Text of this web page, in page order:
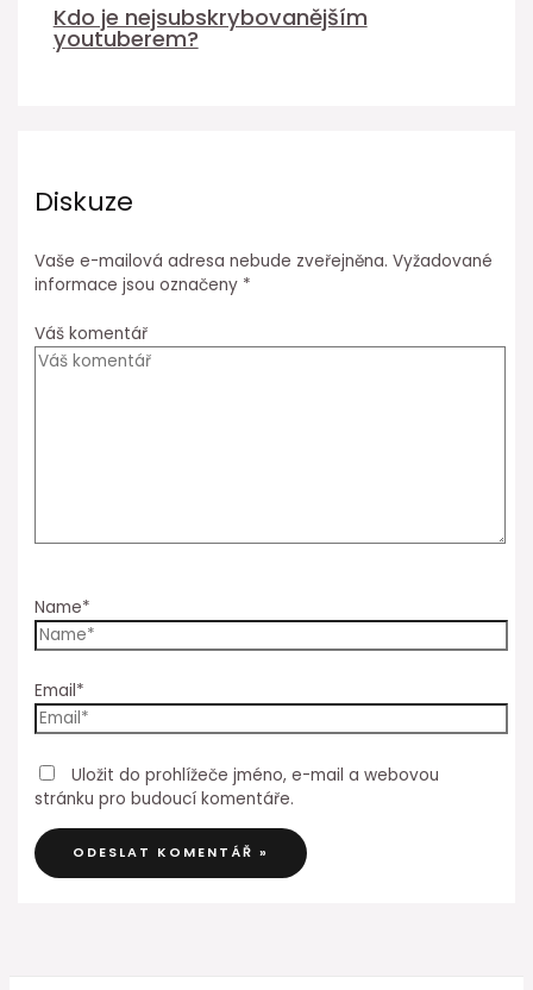
Kdo je nejsubskrybovanějším
youtuberem?
Diskuze
Vaše e-mailová adresa nebude zveřejněna. Vyžadované
informace jsou označeny *
Váš komentář
Name*
Email*
Uložit do prohlížeče jméno, e-mail a webovou
stránku pro budoucí komentáře.